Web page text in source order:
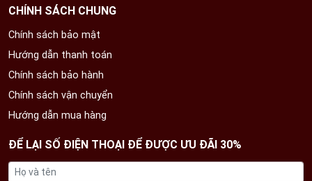
CHÍNH SÁCH CHUNG
Chính sách bảo mật
Hướng dẫn thanh toán
Chính sách bảo hành
Chính sách vận chuyển
Hướng dẫn mua hàng
ĐỂ LẠI SỐ ĐIỆN THOẠI ĐỂ ĐƯỢC ƯU ĐÃI 30%